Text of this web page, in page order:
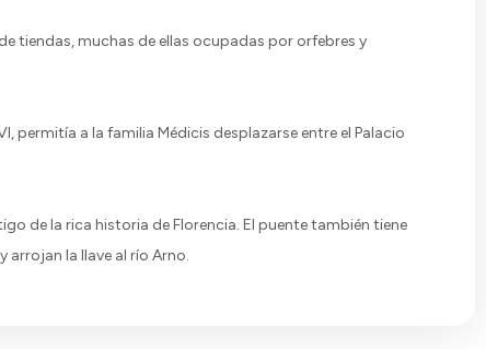
tiendas, muchas de ellas ocupadas por orfebres y
permitía a la familia Médicis desplazarse entre el Palacio
de la rica historia de Florencia. El puente también tiene
la llave al río Arno.